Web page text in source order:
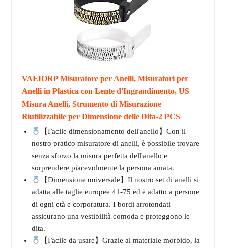
VAEIORP Misuratore per Anelli, Misuratori per
Anelli in Plastica con Lente d'Ingrandimento, US
Misura Anelli, Strumento di Misurazione
Riutilizzabile per Dimensione delle Dita-2 PCS
【Facile dimensionamento dell'anello】Con il
nostro pratico misuratore di anelli, è possibile trovare
senza sforzo la misura perfetta dell'anello e
sorprendere piacevolmente la persona amata.
【Dimensione universale】Il nostro set di anelli si
adatta alle taglie europee 41-75 ed è adatto a persone
di ogni età e corporatura. I bordi arrotondati
assicurano una vestibilità comoda e proteggono le
dita.
【Facile da usare】Grazie al materiale morbido, la